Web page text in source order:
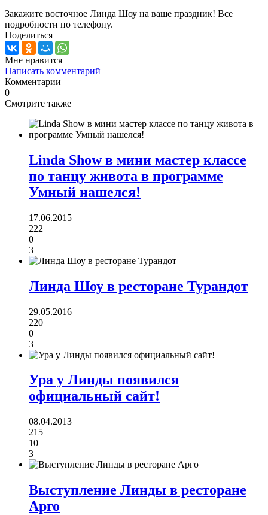
Закажите восточное Линда Шоу на ваше праздник! Все
подробности по телефону.
Поделитьcя
Мне нравится
Написать комментарий
Комментарии
0
Смотрите также
Linda Show в мини мастер классе
по танцу живота в программе
Умный нашелся!
17.06.2015
222
0
3
Линда Шоу в ресторане Турандот
29.05.2016
220
0
3
Ура у Линды появился
официальный сайт!
08.04.2013
215
10
3
Выступление Линды в ресторане
Арго